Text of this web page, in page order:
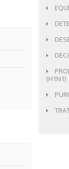
(H1N1)